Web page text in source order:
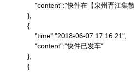
"content":"快件在【泉州晋
            },
            {
                "time":"2018-06-07 17:16:21",
                "content":"快件已发车"
            },
            {